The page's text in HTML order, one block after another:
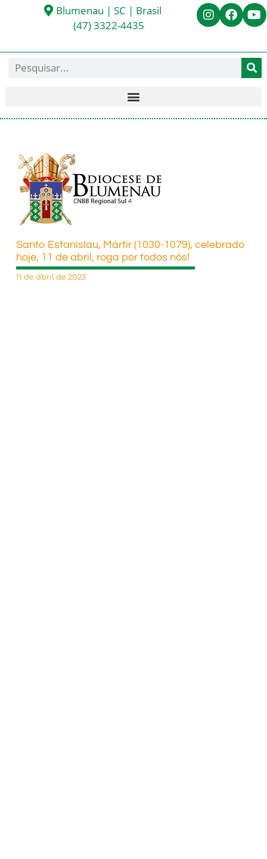
Blumenau | SC | Brasil
(47) 3322-4435
Santo Estanislau, Mártir (1030-1079), celebrado
hoje, 11 de abril, roga por todos nós!
11 de abril de 2023